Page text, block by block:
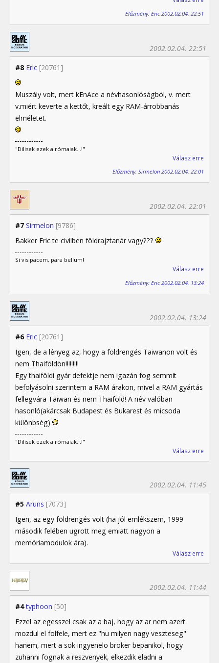
Előzmény: Eric 2002.02.04. 22:51
#8 Eric [20761]
2002.02.04. 22:51
Muszály volt, mert kEnAce a névhasonlóságból, v. mert
v.miért keverte a kettőt, kreált egy RAM-árrobbanás
elméletet.
"Dilisek ezek a rómaiak...!"
Válasz erre
Előzmény: Sirmelon 2002.02.04. 22:01
#7 Sirmelon [9786]
2002.02.04. 22:01
Bakker Eric te civilben földrajztanár vagy???
Si vis pacem, para bellum!
Válasz erre
Előzmény: Eric 2002.02.04. 13:24
#6 Eric [20761]
2002.02.04. 13:24
Igen, de a lényeg az, hogy a földrengés Taiwanon volt és
nem Thaiföldön!!!!!!!!!
Egy thaiföldi gyár defektje nem igazán fog semmit
befolyásolni szerintem a RAM árakon, mivel a RAM gyártás
fellegvára Taiwan és nem Thaiföld! A név valóban
hasonló(akárcsak Budapest és Bukarest és micsoda
különbség)
"Dilisek ezek a rómaiak...!"
Válasz erre
#5 Aruns [7073]
2002.02.04. 11:45
Igen, az egy földrengés volt (ha jól emlékszem, 1999
második felében ugrott meg emiatt nagyon a
memóriamodulok ára).
Válasz erre
#4 typhoon [50]
2002.02.04. 11:44
Ezzel az egesszel csak az a baj, hogy az ar nem azert
mozdul el folfele, mert ez "hu milyen nagy veszteseg"
hanem, mert a sok ingyenelo broker bepanikol, hogy
zuhanni fognak a reszvenyek, elkezdik eladni a